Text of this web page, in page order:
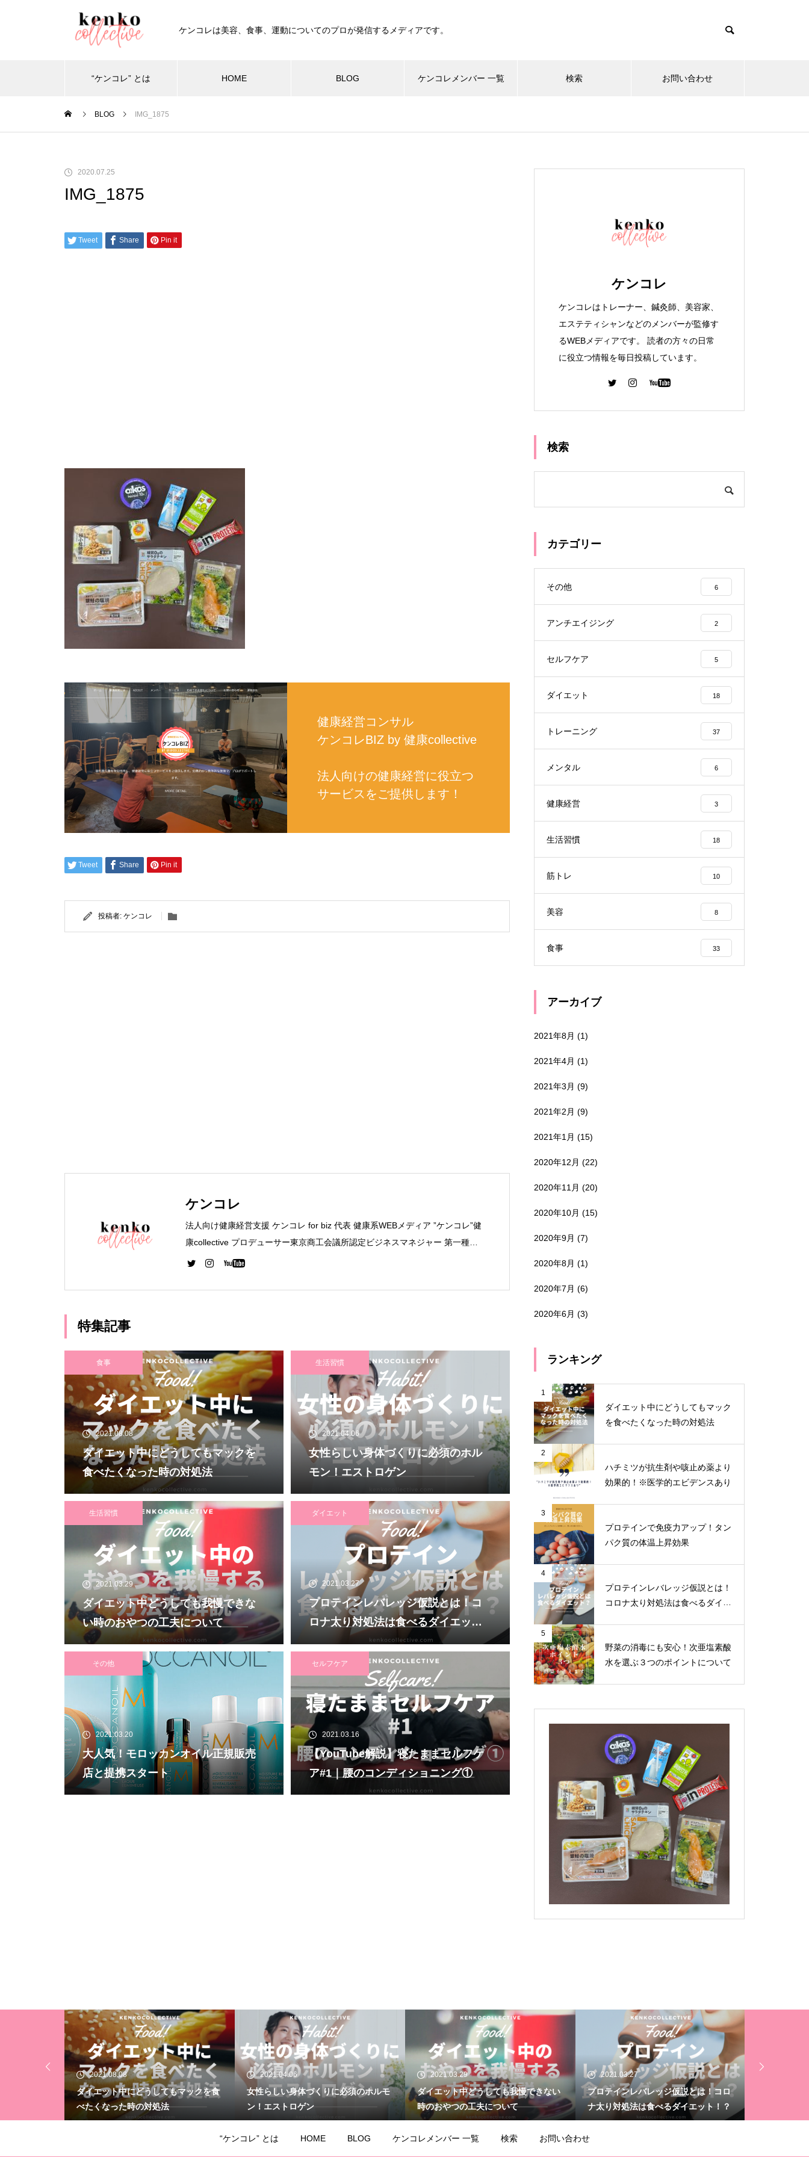
ケンコレは美容、食事、運動についてのプロが発信するメディアです。
“ケンコレ” とは HOME BLOG ケンコレメンバー 一覧 検索 お問い合わせ
BLOG IMG_1875
2020.07.25
IMG_1875
Tweet Share Pin it
健康経営コンサル
ケンコレBIZ by 健康collective
法人向けの健康経営に役立つ
サービスをご提供します！
Tweet Share Pin it
投稿者: ケンコレ
ケンコレ
法人向け健康経営支援 ケンコレ for biz 代表 健康系WEBメディア ”ケンコレ”健
康collective プロデューサー東京商工会議所認定ビジネスマネジャー 第一種衛
生管理者 WEBデザイナー関西大学 法学部 卒業 デジタルハリウッド WEBデザ
特集記事
食事
2021.08.08
ダイエット中にどうしてもマックを
食べたくなった時の対処法
生活習慣
2021.04.06
女性らしい身体づくりに必須のホル
モン！エストロゲン
生活習慣
2021.03.29
ダイエット中どうしても我慢できな
い時のおやつの工夫について
ダイエット
2021.03.27
プロテインレバレッジ仮説とは！コ
ロナ太り対処法は食べるダイエッ
ト！？
その他
2021.03.20
大人気！モロッカンオイル正規販売
店と提携スタート
セルフケア
2021.03.16
【YouTube解説】寝たままセルフケ
ア#1｜腰のコンディショニング①
ケンコレ
ケンコレはトレーナー、鍼灸師、美容家、
エステティシャンなどのメンバーが監修す
るWEBメディアです。 読者の方々の日常
に役立つ情報を毎日投稿しています。
検索
カテゴリー
その他 6
アンチエイジング 2
セルフケア 5
ダイエット 18
トレーニング 37
メンタル 6
健康経営 3
生活習慣 18
筋トレ 10
美容 8
食事 33
アーカイブ
2021年8月 (1)
2021年4月 (1)
2021年3月 (9)
2021年2月 (9)
2021年1月 (15)
2020年12月 (22)
2020年11月 (20)
2020年10月 (15)
2020年9月 (7)
2020年8月 (1)
2020年7月 (6)
2020年6月 (3)
ランキング
1
ダイエット中にどうしてもマック
を食べたくなった時の対処法
2
ハチミツが抗生剤や咳止め薬より
効果的！※医学的エビデンスあり
3
プロテインで免疫力アップ！タン
パク質の体温上昇効果
4
プロテインレバレッジ仮説とは！
コロナ太り対処法は食べるダイエ
5
野菜の消毒にも安心！次亜塩素酸
水を選ぶ３つのポイントについて
2021.04.06
女性らしい身体づくりに必須のホルモ
ン！エストロゲン
2021.03.29
ダイエット中どうしても我慢できない
時のおやつの工夫について
2021.03.27
プロテインレバレッジ仮説とは！コロ
ナ太り対処法は食べるダイエット！？
2021.03.20
大人気！モロッカンオイル正規販売店
と提携スタート
“ケンコレ” とは HOME BLOG ケンコレメンバー 一覧 検索 お問い合わせ